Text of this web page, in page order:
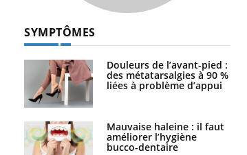
SYMPTÔMES
Douleurs de l’avant-pied :
des métatarsalgies à 90 %
liées à problème d’appui
Mauvaise haleine : il faut
améliorer l’hygiène
bucco-dentaire